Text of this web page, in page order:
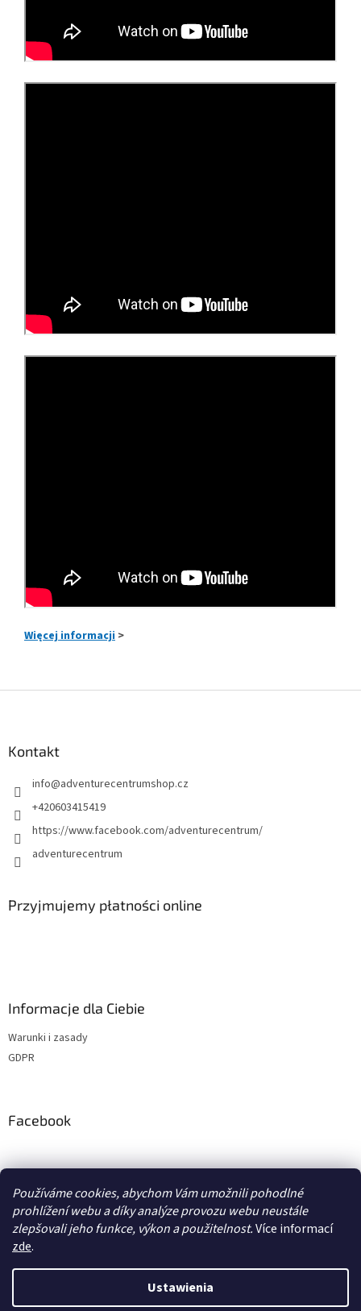
Používáme cookies, abychom Vám umožnili pohodlné
prohlížení webu a díky analýze provozu webu neustále
zlepšovali jeho funkce, výkon a použitelnost.Více informací
zde.
Ustawienia
Więcej informacji >
Kontakt
info@adventurecentrumshop.cz
+420603415419
https://www.facebook.com/adventurecentrum/
adventurecentrum
Przyjmujemy płatności online
Informacje dla Ciebie
Warunki i zasady
GDPR
Facebook
skotti-grill-cz.eu transcool.cz